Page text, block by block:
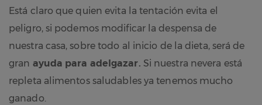
Está claro que quien evita la tentación evita el
peligro, si podemos modificar la despensa de
nuestra casa, sobre todo al inicio de la dieta, será de
gran ayuda para adelgazar. Si nuestra nevera está
repleta alimentos saludables ya tenemos mucho
ganado.